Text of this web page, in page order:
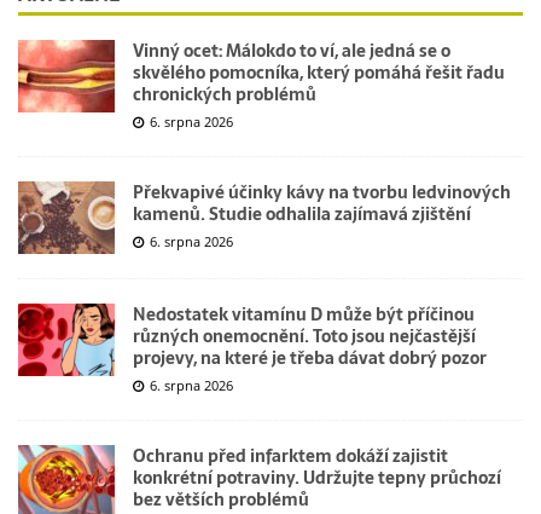
Vinný ocet: Málokdo to ví, ale jedná se o
skvělého pomocníka, který pomáhá řešit řadu
chronických problémů
6. srpna 2026
Překvapivé účinky kávy na tvorbu ledvinových
kamenů. Studie odhalila zajímavá zjištění
6. srpna 2026
Nedostatek vitamínu D může být příčinou
různých onemocnění. Toto jsou nejčastější
projevy, na které je třeba dávat dobrý pozor
6. srpna 2026
Ochranu před infarktem dokáží zajistit
konkrétní potraviny. Udržujte tepny průchozí
bez větších problémů